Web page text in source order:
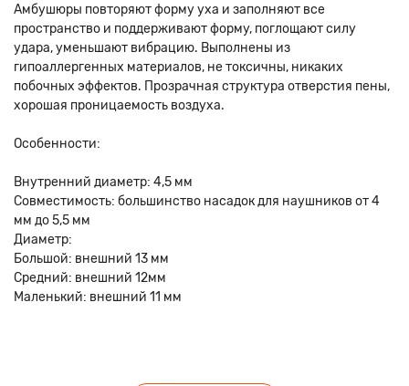
Амбушюры повторяют форму уха и заполняют все
пространство и поддерживают форму, поглощают силу
удара, уменьшают вибрацию. Выполнены из
гипоаллергенных материалов, не токсичны, никаких
побочных эффектов. Прозрачная структура отверстия пены,
хорошая проницаемость воздуха.
Особенности:
Внутренний диаметр: 4,5 мм
Совместимость: большинство насадок для наушников от 4
мм до 5,5 мм
Диаметр:
Большой: внешний 13 мм
Средний: внешний 12мм
Маленький: внешний 11 мм